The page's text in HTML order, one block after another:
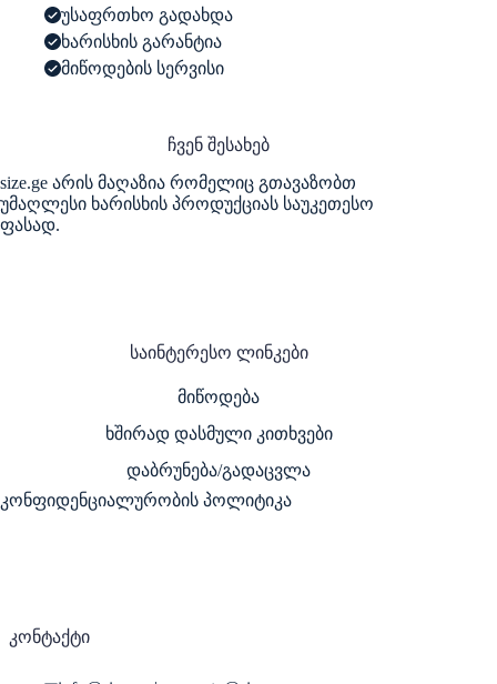
უსაფრთხო გადახდა
ხარისხის გარანტია
მიწოდების სერვისი
ჩვენ შესახებ
size.ge არის მაღაზია რომელიც გთავაზობთ
უმაღლესი ხარისხის პროდუქციას საუკეთესო
ფასად.
საინტერესო ლინკები
მიწოდება
ხშირად დასმული კითხვები
დაბრუნება/გადაცვლა
კონფიდენციალურობის პოლიტიკა
კონტაქტი